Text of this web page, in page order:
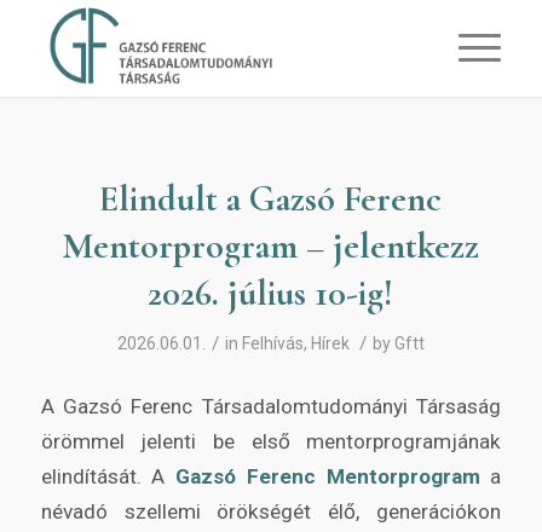
Elindult a Gazsó Ferenc
Mentorprogram – jelentkezz
2026. július 10-ig!
2026.06.01. / in Felhívás, Hírek / by Gftt
A Gazsó Ferenc Társadalomtudományi Társaság
örömmel jelenti be első mentorprogramjának
elindítását. A Gazsó Ferenc Mentorprogram a
névadó szellemi örökségét élő, generációkon